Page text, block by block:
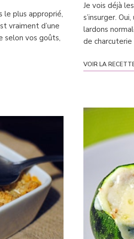
le plus approprié,
vraiment d’une
selon vos goûts,
Je vois déjà
s’insurger.
lardons
de
VOIR LA